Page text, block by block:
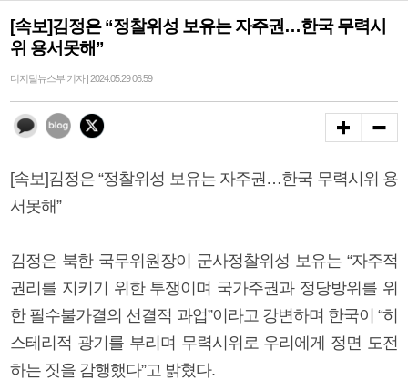
[속보]김정은 “정찰위성 보유는 자주권…한국 무력시
위 용서못해”
디지털뉴스부 기자 | 2024.05.29 06:59
[속보]김정은 “정찰위성 보유는 자주권…한국 무력시위 용
서못해”
김정은 북한 국무위원장이 군사정찰위성 보유는 “자주적
권리를 지키기 위한 투쟁이며 국가주권과 정당방위를 위
한 필수불가결의 선결적 과업”이라고 강변하며 한국이 “히
스테리적 광기를 부리며 무력시위로 우리에게 정면 도전
하는 짓을 감행했다”고 밝혔다.